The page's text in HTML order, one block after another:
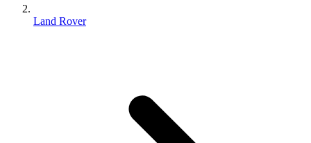
Land Rover